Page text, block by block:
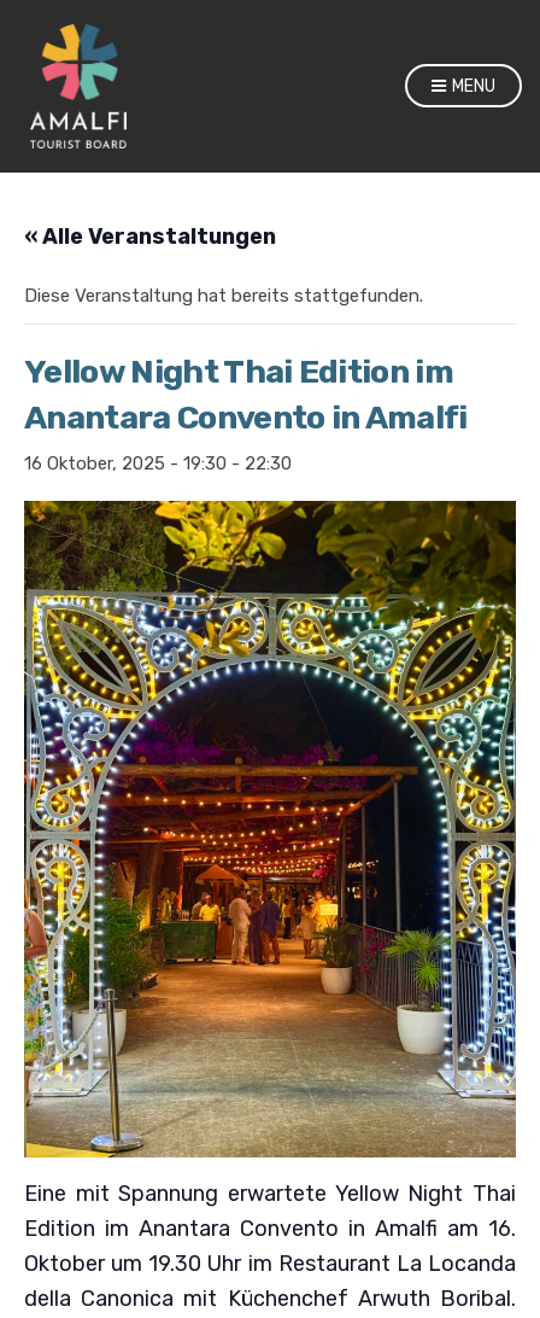
MENU
« Alle Veranstaltungen
Diese Veranstaltung hat bereits stattgefunden.
Yellow Night Thai Edition im
Anantara Convento in Amalfi
16 Oktober, 2025 - 19:30 - 22:30
Eine mit Spannung erwartete Yellow Night Thai
Edition im Anantara Convento in Amalfi am 16.
Oktober um 19.30 Uhr im Restaurant La Locanda
della Canonica mit Küchenchef Arwuth Boribal.